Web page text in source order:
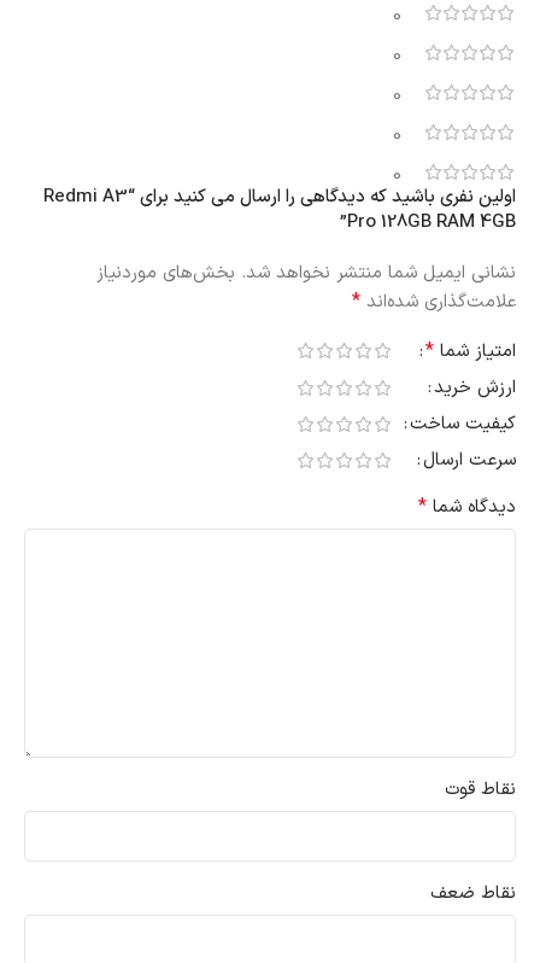
0
0
0
0
0
اولین نفری باشید که دیدگاهی را ارسال می کنید برای “Redmi A3
Pro 128GB RAM 4GB”
نشانی ایمیل شما منتشر نخواهد شد. بخش‌های موردنیاز
علامت‌گذاری شده‌اند *
امتیاز شما *
ارزش خرید
کیفیت ساخت
سرعت ارسال
دیدگاه شما *
نقاط قوت
نقاط ضعف